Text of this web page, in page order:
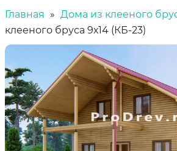
Главная Дома из клееного
клееного бруса 9х14 (КБ-23)